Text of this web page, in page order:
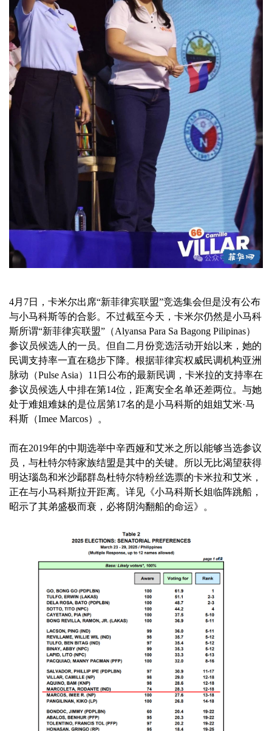
4月7日，卡米尔出席“新菲律宾联盟”竞选集会但是没有公布
与小马科斯等的合影。不过截至今天，卡米尔仍然是小马科
斯所谓“新菲律宾联盟”（Alyansa Para Sa Bagong Pilipinas）
参议员候选人的一员。但自二月份竞选活动开始以来，她的
民调支持率一直在稳步下降。根据菲律宾权威民调机构亚洲
脉动（Pulse Asia）11日公布的最新民调，卡米拉的支持率在
参议员候选人中排在第14位，距离安全名单还差两位。与她
处于难姐难妹的是位居第17名的是小马科斯的姐姐艾米·马
科斯（Imee Marcos）。
而在2019年的中期选举中辛西娅和艾米之所以能够当选参议
员，与杜特尔特家族结盟是其中的关键。所以无比渴望获得
明达瑙岛和米沙鄢群岛杜特尔特粉丝选票的卡米拉和艾米，
正在与小马科斯拉开距离。详见《小马科斯长姐临阵跳船，
昭示了其弟盛极而衰，必将阴沟翻船的命运》。